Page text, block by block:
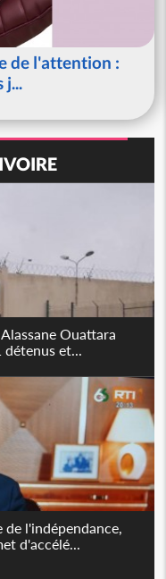
de l'attention :
j...
Ouattara
détenus et...
l'indépendance,
d'accélé...